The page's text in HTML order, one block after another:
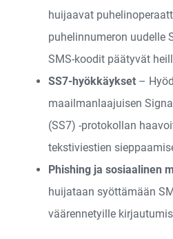
huijaavat
puhelinnumeron uudelle
SMS-koodit päätyvät
SS7-hyökkäykset –
maailmanlaajuisen
(SS7) -protokollan
tekstiviestien
Phishing ja sosiaalinen
huijataan syöttämään
väärennetyille